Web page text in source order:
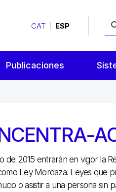
CAT ESP
Publicaciones
de 2015 entrarán en vigor la
Ley Mordaza. Leyes que
o asistir a una persona sin